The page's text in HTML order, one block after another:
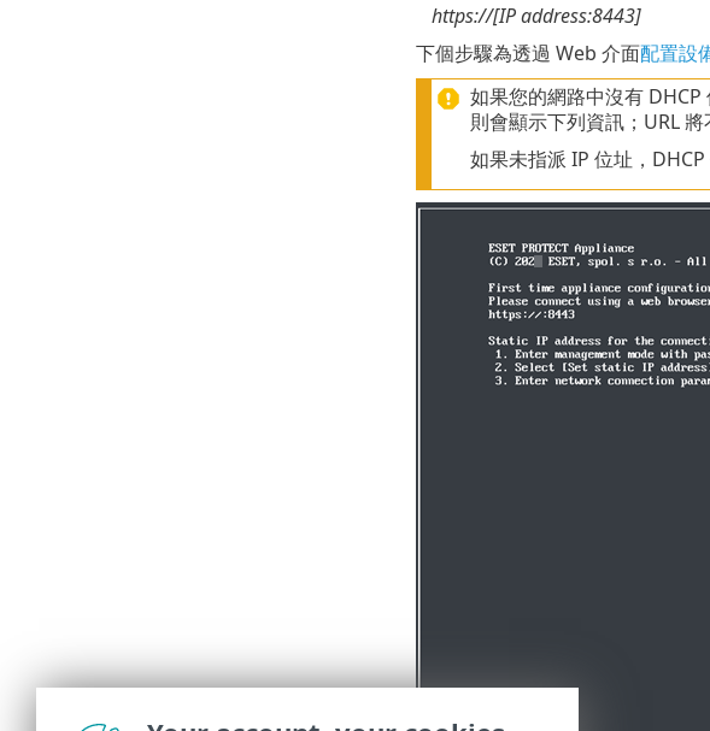
https://[IP address:8443]
下個步驟為透過 Web 介面配置設
如果您的網路中沒有 DHCP
則會顯示下列資訊；URL 將
如果未指派 IP 位址，